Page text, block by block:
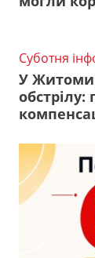
Суботня
У